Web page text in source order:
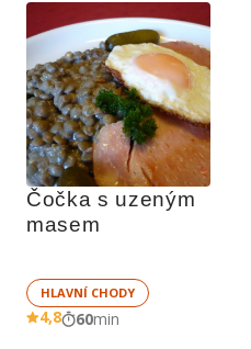
Čočka s uzeným
masem
HLAVNÍ CHODY
4,8 60min